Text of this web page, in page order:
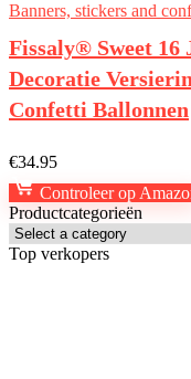
Banners, stickers and
Fissaly® Sweet 16
Decoratie
Confetti Ballonnen
€34.95
Controleer op
Productcategorieën
Top verkopers